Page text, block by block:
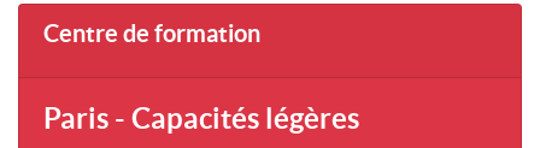
Centre de formation
Paris - Capacités légères